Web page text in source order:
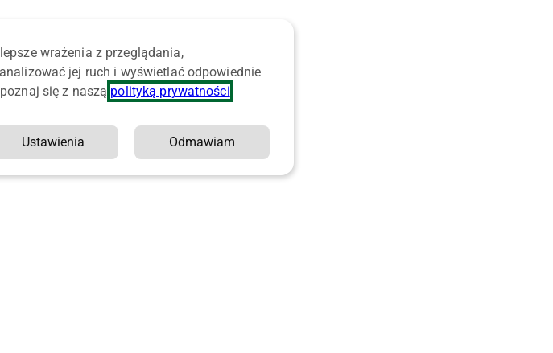
wrażenia z przeglądania,
jej ruch i wyświetlać odpowiednie
się z naszą polityką prywatności
Ustawienia Odmawiam